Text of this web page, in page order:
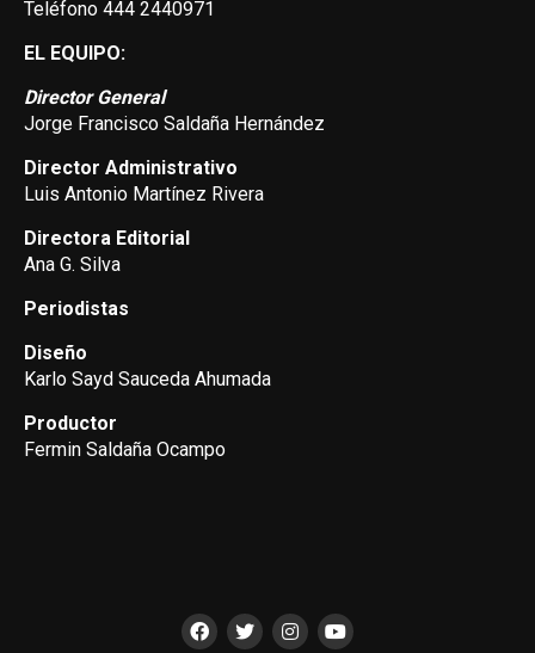
Teléfono 444 2440971
EL EQUIPO:
Director General
Jorge Francisco Saldaña Hernández
Director Administrativo
Luis Antonio Martínez Rivera
Directora Editorial
Ana G. Silva
Periodistas
Diseño
Karlo Sayd Sauceda Ahumada
Productor
Fermin Saldaña Ocampo